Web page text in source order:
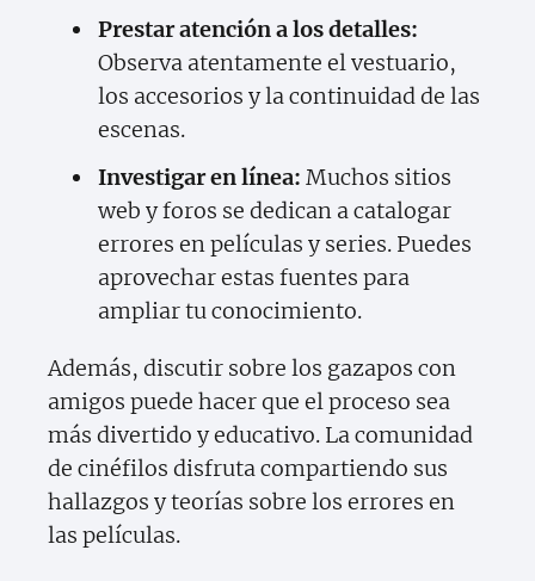
Prestar atención a los detalles:
Observa atentamente el vestuario,
los accesorios y la continuidad de las
escenas.
Investigar en línea: Muchos sitios
web y foros se dedican a catalogar
errores en películas y series. Puedes
aprovechar estas fuentes para
ampliar tu conocimiento.
Además, discutir sobre los gazapos con
amigos puede hacer que el proceso sea
más divertido y educativo. La comunidad
de cinéfilos disfruta compartiendo sus
hallazgos y teorías sobre los errores en
las películas.